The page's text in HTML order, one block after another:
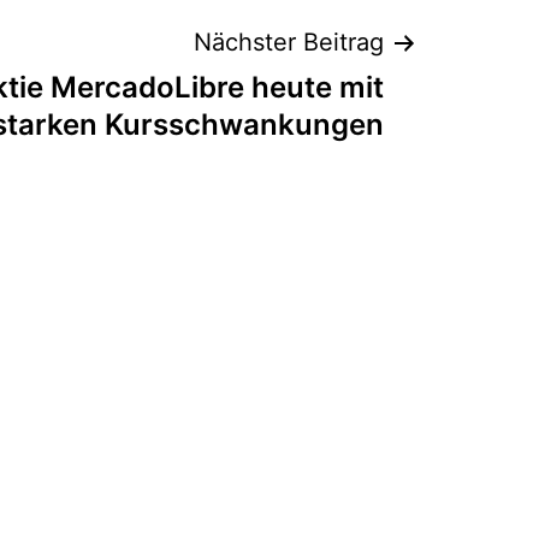
Nächster Beitrag
MercadoLibre heute mit
Kursschwankungen